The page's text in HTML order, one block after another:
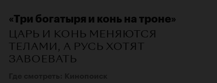
«Три богатыря и конь на троне»
ЦАРЬ И КОНЬ МЕНЯЮТСЯ
ТЕЛАМИ, А РУСЬ ХОТЯТ
ЗАВОЕВАТЬ